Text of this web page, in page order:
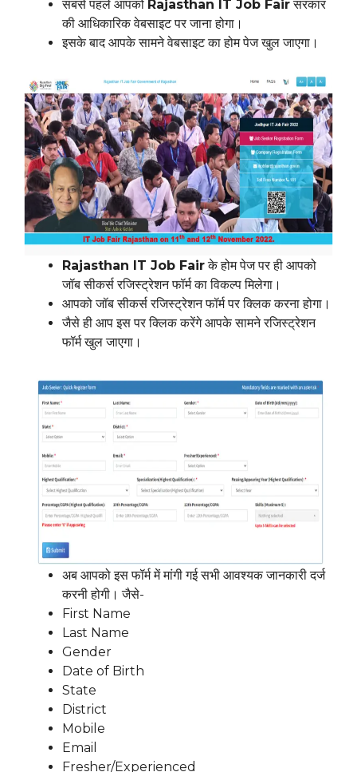
सबसे पहले आपको Rajasthan IT Job Fairसरकार
की आधिकारिक वेबसाइट पर जाना होगा।
इसके बाद आपके सामने वेबसाइट का होम पेज खुल जाएगा।
Rajasthan IT Job Fairके होम पेज पर ही आपको
जॉब सीकर्स रजिस्ट्रेशन फॉर्म का विकल्प मिलेगा।
आपको जॉब सीकर्स रजिस्ट्रेशन फॉर्म पर क्लिक करना होगा।
जैसे ही आप इस पर क्लिक करेंगे आपके सामने रजिस्ट्रेशन
फॉर्म खुल जाएगा।
अब आपको इस फॉर्म में मांगी गई सभी आवश्यक जानकारी दर्ज
करनी होगी। जैसे-
First Name
Last Name
Gender
Date of Birth
State
District
Mobile
Email
Fresher/Experienced